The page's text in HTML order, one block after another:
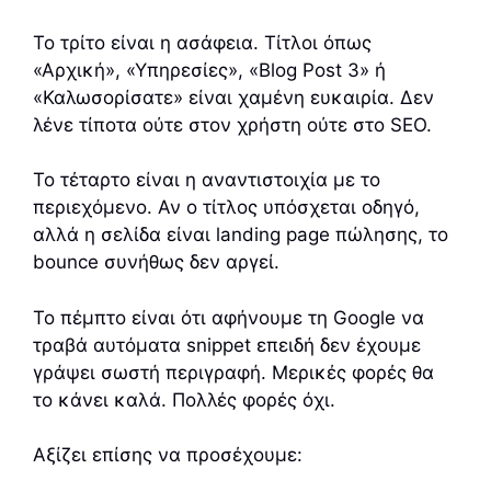
Το τρίτο είναι η ασάφεια. Τίτλοι όπως
«Αρχική», «Υπηρεσίες», «Blog Post 3» ή
«Καλωσορίσατε» είναι χαμένη ευκαιρία. Δεν
λένε τίποτα ούτε στον χρήστη ούτε στο SEO.
Το τέταρτο είναι η αναντιστοιχία με το
περιεχόμενο. Αν ο τίτλος υπόσχεται οδηγό,
αλλά η σελίδα είναι landing page πώλησης, το
bounce συνήθως δεν αργεί.
Το πέμπτο είναι ότι αφήνουμε τη Google να
τραβά αυτόματα snippet επειδή δεν έχουμε
γράψει σωστή περιγραφή. Μερικές φορές θα
το κάνει καλά. Πολλές φορές όχι.
Αξίζει επίσης να προσέχουμε: